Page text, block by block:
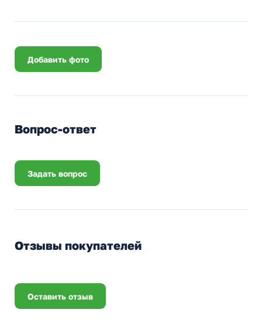
Добавить фото
Вопрос-ответ
Задать вопрос
Отзывы покупателей
Оставить отзыв